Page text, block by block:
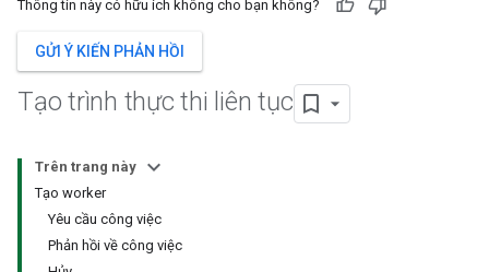
Thông tin này có hữu ích không cho bạn không?
GỬI Ý KIẾN PHẢN HỒI
Tạo trình thực thi liên tục
Trên trang này
Tạo worker
Yêu cầu công việc
Phản hồi về công việc